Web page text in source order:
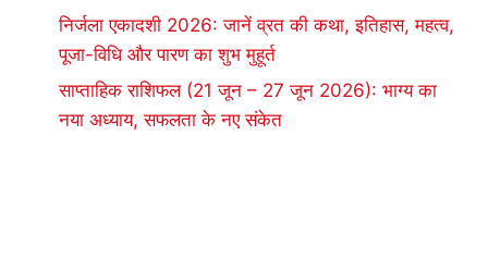
निर्जला एकादशी 2026: जानें व्रत की कथा, इतिहास, महत्व,
पूजा-विधि और पारण का शुभ मुहूर्त
साप्ताहिक राशिफल (21 जून – 27 जून 2026): भाग्य का
नया अध्याय, सफलता के नए संकेत